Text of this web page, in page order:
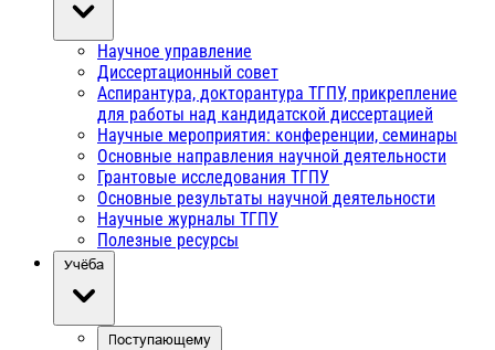
Научное управление
Диссертационный совет
Аспирантура, докторантура ТГПУ, прикрепление
для работы над кандидатской диссертацией
Научные мероприятия: конференции, семинары
Основные направления научной деятельности
Грантовые исследования ТГПУ
Основные результаты научной деятельности
Научные журналы ТГПУ
Полезные ресурсы
Учёба
Поступающему